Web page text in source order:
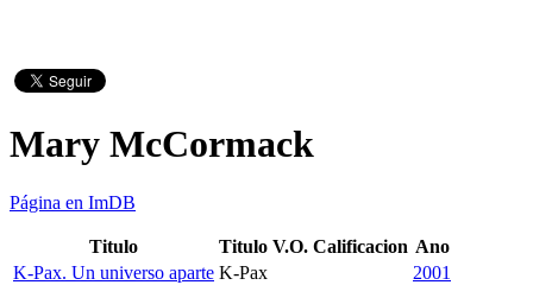
Mary McCormack
Página en ImDB
Titulo Titulo V.O. Calificacion Ano
K-Pax. Un universo aparte K-Pax
2001